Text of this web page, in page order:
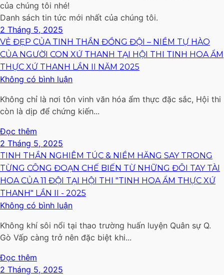
của chúng tôi nhé!
Danh sách tin tức mới nhất của chúng tôi.
2 Tháng 5, 2025
VẺ ĐẸP CỦA TINH THẦN ĐỒNG ĐỘI – NIỀM TỰ HÀO
CỦA NGƯỜI CON XỨ THANH TẠI HỘI THI TINH HOA ẨM
THỰC XỨ THANH LẦN II NĂM 2025
Không có bình luận
Không chỉ là nơi tôn vinh văn hóa ẩm thực đặc sắc, Hội thi
còn là dịp để chứng kiến...
Đọc thêm
2 Tháng 5, 2025
TINH THẦN NGHIÊM TÚC & NIỀM HĂNG SAY TRONG
TỪNG CÔNG ĐOẠN CHẾ BIẾN TỪ NHỮNG ĐÔI TAY TÀI
HOA CỦA 11 ĐỘI TẠI HỘI THI "TINH HOA ẨM THỰC XỨ
THANH" LẦN II - 2025
Không có bình luận
Không khí sôi nổi tại thao trường huấn luyện Quân sự Q.
Gò Vấp càng trở nên đặc biệt khi...
Đọc thêm
2 Tháng 5, 2025